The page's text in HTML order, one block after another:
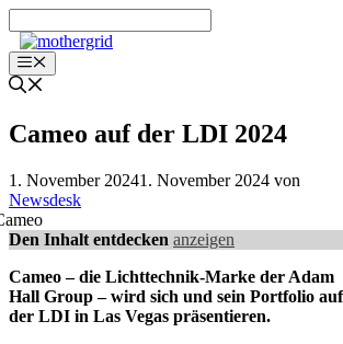
Inhalt
springenMenü
Cameo auf der LDI 2024
1. November 20241. November 2024 von
Newsdesk
Den Inhalt entdecken anzeigen
Cameo – die Lichttechnik-Marke der Adam
Hall Group – wird sich und sein Portfolio auf
der LDI in Las Vegas präsentieren.